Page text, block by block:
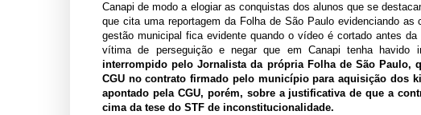
Canapi de modo a elogiar as conquistas dos alunos que se
que cita uma reportagem da Folha de São Paulo evidenciando
gestão municipal fica evidente quando o vídeo é cortado antes
vítima de perseguição e negar que em Canapi tenha havido
interrompido pelo Jornalista da própria Folha de São Paulo,
CGU no contrato firmado pelo município para aquisição dos
apontado pela CGU, porém, sobre a justificativa de que a
cima da tese do STF de inconstitucionalidade.